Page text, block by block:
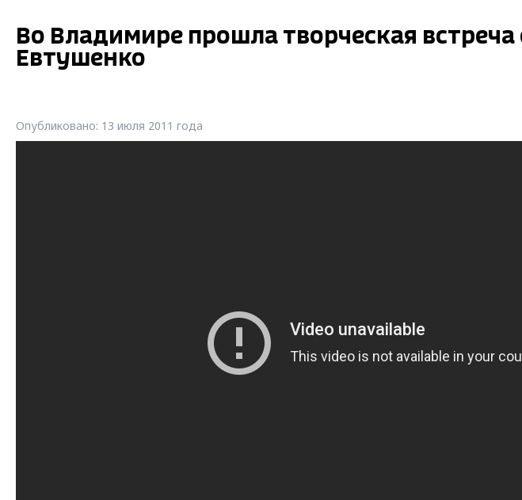
Во Владимире прошла творческая встреча
Евтушенко
Опубликовано: 13 июля 2011 года